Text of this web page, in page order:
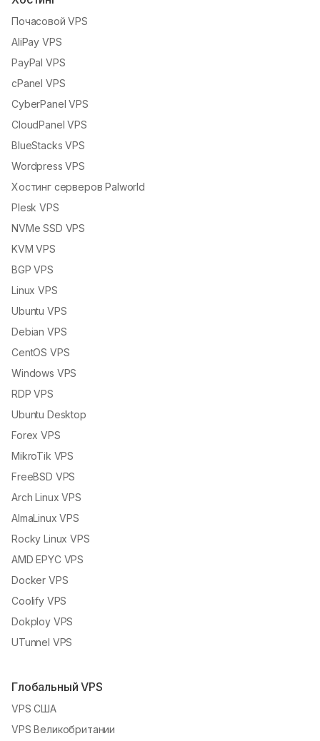
Почасовой VPS
AliPay VPS
PayPal VPS
cPanel VPS
CyberPanel VPS
CloudPanel VPS
BlueStacks VPS
Wordpress VPS
Хостинг серверов Palworld
Plesk VPS
NVMe SSD VPS
KVM VPS
BGP VPS
Linux VPS
Ubuntu VPS
Debian VPS
CentOS VPS
Windows VPS
RDP VPS
Ubuntu Desktop
Forex VPS
MikroTik VPS
FreeBSD VPS
Arch Linux VPS
AlmaLinux VPS
Rocky Linux VPS
AMD EPYC VPS
Docker VPS
Coolify VPS
Dokploy VPS
UTunnel VPS
Глобальный VPS
VPS США
VPS Великобритании